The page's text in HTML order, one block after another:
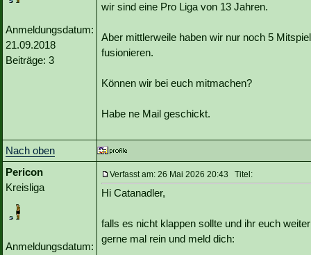
Anmeldungsdatum:
21.09.2018
Beiträge: 3
wir sind eine Pro Liga von 13 Jahren.
Aber mittlerweile haben wir nur noch 5
fusionieren.
Können wir bei euch mitmachen?
Habe ne Mail geschickt.
Nach oben
Pericon
Kreisliga
Anmeldungsdatum:
Verfasst am: 26 Mai 2026 20:43 Titel:
Hi Catanadler,
falls es nicht klappen sollte und ihr euch
gerne mal rein und meld dich: